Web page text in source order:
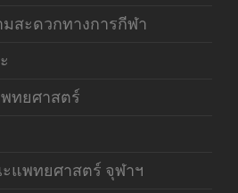
สะดวกทางการกีฬา
ทยศาสตร์
แพทยศาสตร์ จุฬาฯ